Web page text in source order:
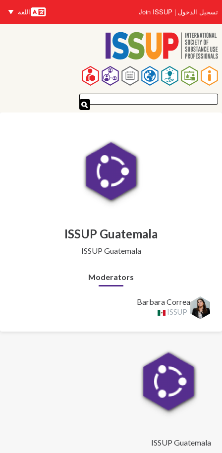
إلى
المحتوى
الرئيسي
تسجيل الدخول Join ISSUP
اللغات
اللغة
القائمة
الرئيسية
ISSUP Guatemala
ISSUP Guatemala
Moderators
Barbara Correa
ISSUP
ISSUP Guatemala